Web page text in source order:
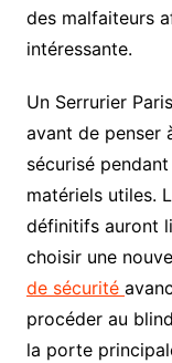
des malfaiteurs
intéressante.
Un Serrurier
avant de penser
sécurisé
matériels utiles.
définitifs auront
choisir une
de sécurité
procéder au
la porte